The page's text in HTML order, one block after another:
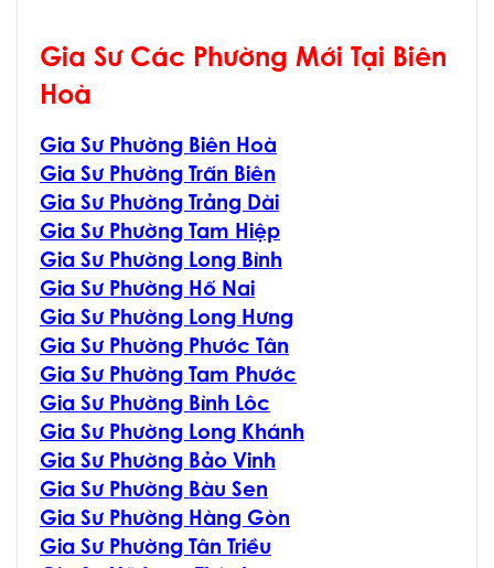
Gia Sư Các Phường Mới Tại Biên
Hoà
Gia Sư Phường Biên Hoà
Gia Sư Phường Trấn Biên
Gia Sư Phường Trảng Dài
Gia Sư Phường Tam Hiệp
Gia Sư Phường Long Bình
Gia Sư Phường Hố Nai
Gia Sư Phường Long Hưng
Gia Sư Phường Phước Tân
Gia Sư Phường Tam Phước
Gia Sư Phường Bình Lôc
Gia Sư Phường Long Khánh
Gia Sư Phường Bảo Vinh
Gia Sư Phường Bàu Sen
Gia Sư Phường Hàng Gòn
Gia Sư Phường Tân Triều